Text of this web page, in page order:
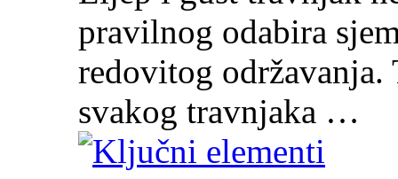
pravilnog odabira
redovitog održavanja.
svakog travnjaka …